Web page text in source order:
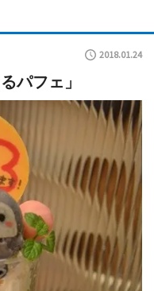
2018.01.24
パフェ」